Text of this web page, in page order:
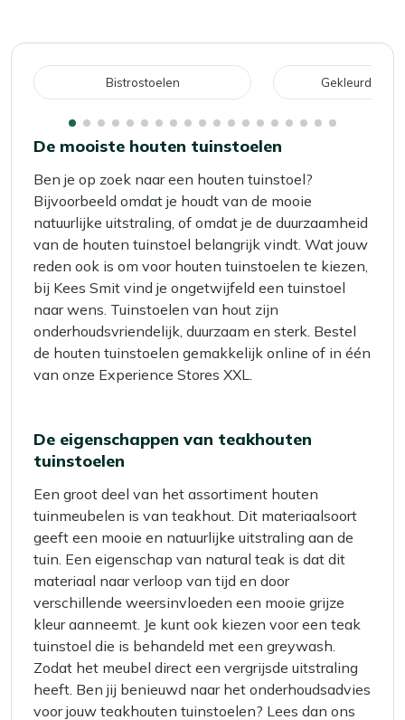
Bistrostoelen Gekleurde
De mooiste houten tuinstoelen
Ben je op zoek naar een houten tuinstoel?
Bijvoorbeeld omdat je houdt van de mooie
natuurlijke uitstraling, of omdat je de duurzaamheid
van de houten tuinstoel belangrijk vindt. Wat jouw
reden ook is om voor houten tuinstoelen te kiezen,
bij Kees Smit vind je ongetwijfeld een tuinstoel
naar wens. Tuinstoelen van hout zijn
onderhoudsvriendelijk, duurzaam en sterk. Bestel
de houten tuinstoelen gemakkelijk online of in één
van onze Experience Stores XXL.
De eigenschappen van teakhouten
tuinstoelen
Een groot deel van het assortiment houten
tuinmeubelen is van teakhout. Dit materiaalsoort
geeft een mooie en natuurlijke uitstraling aan de
tuin. Een eigenschap van natural teak is dat dit
materiaal naar verloop van tijd en door
verschillende weersinvloeden een mooie grijze
kleur aanneemt. Je kunt ook kiezen voor een teak
tuinstoel die is behandeld met een greywash.
Zodat het meubel direct een vergrijsde uitstraling
heeft. Ben jij benieuwd naar het onderhoudsadvies
voor jouw teakhouten tuinstoelen? Lees dan ons